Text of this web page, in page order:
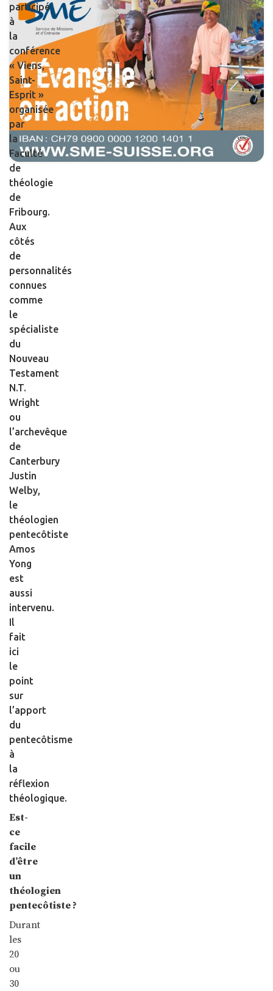
participé
à
la
conférence
« Viens,
Saint-
Esprit »
organisée
par
la
Faculté
de
théologie
de
Fribourg.
Aux
côtés
de
personnalités
connues
comme
le
spécialiste
du
Nouveau
Testament
N.T.
Wright
ou
l’archevêque
de
Canterbury
Justin
Welby,
le
théologien
pentecôtiste
Amos
Yong
est
aussi
intervenu.
Il
fait
ici
le
point
sur
l’apport
du
pentecôtisme
à
la
réflexion
théologique.
Est-
ce
facile
d’être
un
théologien
pentecôtiste ?
Durant
les
20
ou
30